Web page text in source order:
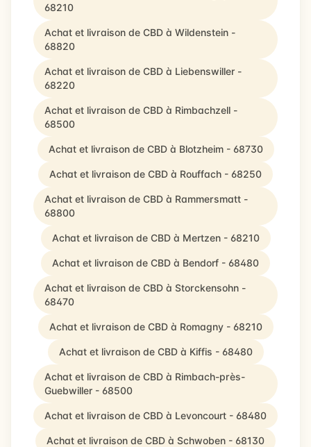
68210
Achat et livraison de CBD à Wildenstein -
68820
Achat et livraison de CBD à Liebenswiller -
68220
Achat et livraison de CBD à Rimbachzell -
68500
Achat et livraison de CBD à Blotzheim - 68730
Achat et livraison de CBD à Rouffach - 68250
Achat et livraison de CBD à Rammersmatt -
68800
Achat et livraison de CBD à Mertzen - 68210
Achat et livraison de CBD à Bendorf - 68480
Achat et livraison de CBD à Storckensohn -
68470
Achat et livraison de CBD à Romagny - 68210
Achat et livraison de CBD à Kiffis - 68480
Achat et livraison de CBD à Rimbach-près-
Guebwiller - 68500
Achat et livraison de CBD à Levoncourt - 68480
Achat et livraison de CBD à Schwoben - 68130